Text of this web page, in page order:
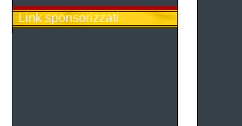
Link sponsorizzati